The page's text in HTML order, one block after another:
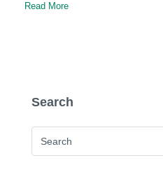
Read More
Search